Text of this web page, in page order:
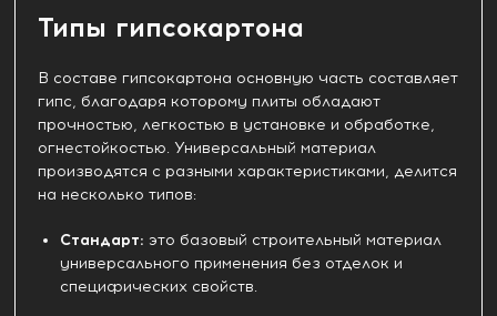
Типы гипсокартона
В составе гипсокартона основную часть составляет
гипс, благодаря которому плиты обладают
прочностью, легкостью в установке и обработке,
огнестойкостью. Универсальный материал
производятся с разными характеристиками, делится
на несколько типов:
Стандарт: это базовый строительный материал
универсального применения без отделок и
специфических свойств.